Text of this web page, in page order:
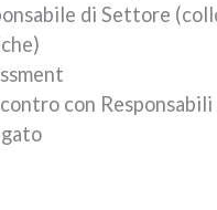
di Settore
con Responsabili